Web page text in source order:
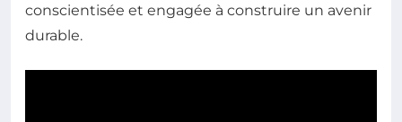
conscientisée et engagée à construire un avenir
durable.